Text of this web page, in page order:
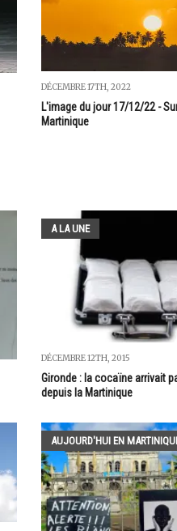
DÉCEMBRE 17TH, 2022
L'image du jour 17/12/22 -
Martinique
A LA UNE
DÉCEMBRE 12TH, 2015
Gironde : la cocaïne arrivait
depuis la Martinique
AUJOURD'HUI EN